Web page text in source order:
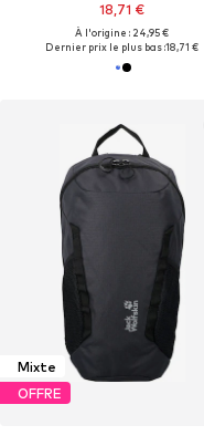
18,71 €
À l'origine : 24,95 €
Dernier prix le plus bas :18,71 €
Mixte
OFFRE